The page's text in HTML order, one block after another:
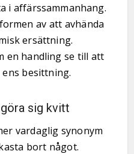
i affärssammanhang.
av att avhända
ersättning.
en handling se till att
besittning.
sig kvitt
vardaglig synonym
bort något.